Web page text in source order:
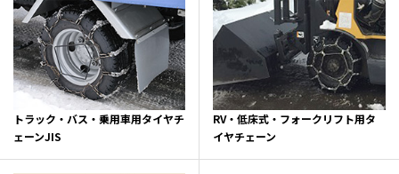
トラック・バス・乗用車用タイヤチ
ェーンJIS
RV・低床式・フォークリフト用タ
イヤチェーン